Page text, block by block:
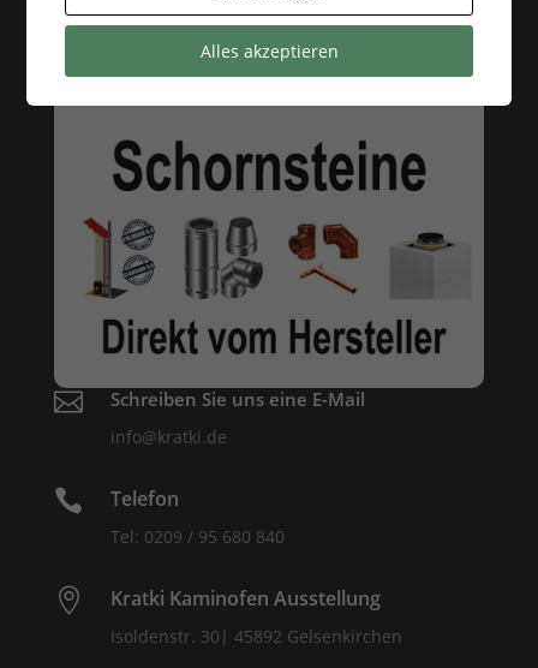
 Schreiben Sie uns eine E-Mail
info@kratki.de
 Telefon
Tel: 0209 / 95 680 840
 Kratki Kaminofen Ausstellung
Isoldenstr. 30| 45892 Gelsenkirchen
Alles akzeptieren